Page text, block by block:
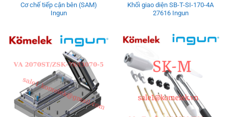
Cơ chế tiếp cận bên (SAM)
Ingun
Khối giao diện SB-T-SI-170-4A
27616 Ingun